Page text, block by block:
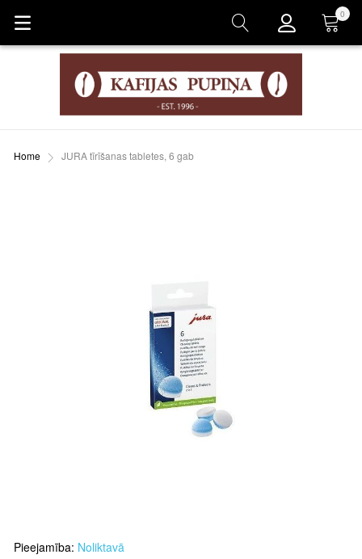
Grozs
0
Home JURA tīrīšanas tabletes, 6 gab
to
Pieejamība: Noliktavā